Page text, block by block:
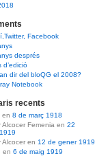
Facebook
després
d’edició
dir del bloQG el 2008?
Notebook
recents
en 8 de març 1918
Alcocer Femenia en 22
Alcocer en 12 de gener 1919
en 6 de maig 1919